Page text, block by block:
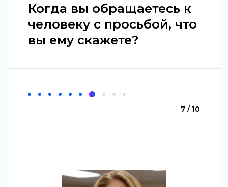
Когда вы обращаетесь к
человеку с просьбой, что
вы ему скажете?
7 / 10